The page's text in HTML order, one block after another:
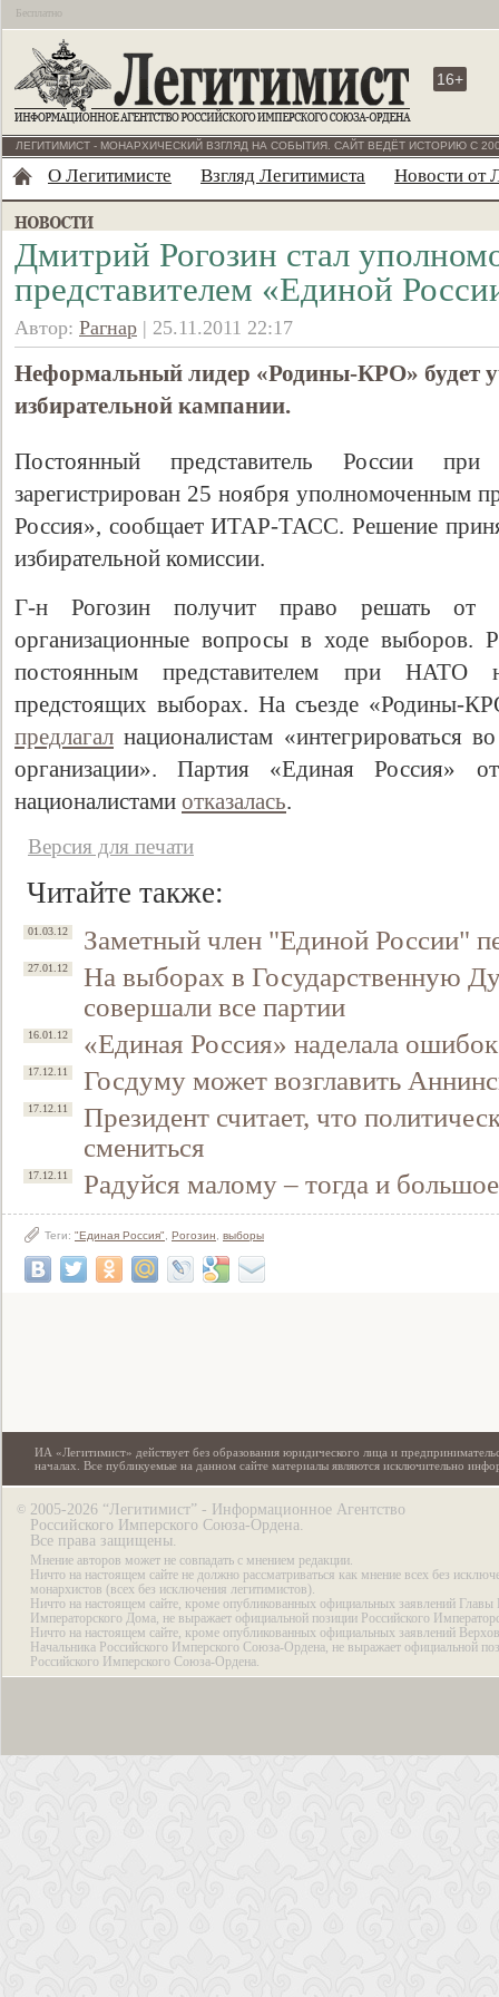
Бесплатно
16+
ЛЕГИТИМИСТ - МОНАРХИЧЕСКИЙ ВЗГЛЯД НА СОБЫТИЯ. САЙТ ВЕДЁТ ИСТОРИЮ С
О Легитимисте Взгляд Легитимиста Новости от
Дмитрий Рогозин стал
представителем «Единой
Автор: Рагнар | 25.11.2011 22:17
Неформальный лидер «Родины-КРО» будет
избирательной кампании.
Постоянный представитель России
зарегистрирован 25 ноября уполномоченным
Россия», сообщает ИТАР-ТАСС. Решение
избирательной комиссии.
Г-н Рогозин получит право решать от
организационные вопросы в ходе выборов.
постоянным представителем при НАТО
предстоящих выборах. На съезде «Родины-
предлагал националистам «интегрироваться
организации». Партия «Единая Россия»
националистами отказалась.
Версия для печати
Читайте также:
01.03.12 Заметный член "Единой России"
27.01.12
На выборах в Государственную
совершали все партии
16.01.12 «Единая Россия» наделала ошибок
17.12.11 Госдуму может возглавить
17.12.11
Президент считает, что
смениться
17.12.11 Радуйся малому – тогда и
Теги: "Единая Россия" Рогозин выборы
ИА «Легитимист» действует без образования юридического лица и
началах. Все публикуемые на данном сайте материалы являются исключительно
© 2005-2026 “Легитимист” - Информационное Агентство
Российского Имперского Союза-Ордена.
Все права защищены.
Мнение авторов может не совпадать с мнением редакции.
Ничто на настоящем сайте не должно рассматриваться как мнение всех без
монархистов (всех без исключения легитимистов).
Ничто на настоящем сайте, кроме опубликованных официальных заявлений Главы
Императорского Дома, не выражает официальной позиции Российского
Ничто на настоящем сайте, кроме опубликованных официальных заявлений
Начальника Российского Имперского Союза-Ордена, не выражает официальной
Российского Имперского Союза-Ордена.